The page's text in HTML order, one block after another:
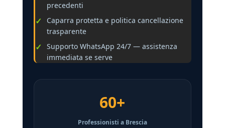
precedenti
Caparra protetta e politica cancellazione
trasparente
Supporto WhatsApp 24/7 — assistenza
immediata se serve
60+
Professionisti a Brescia